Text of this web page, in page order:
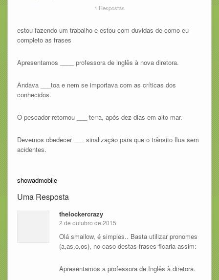
1 Respostas
estou fazendo um trabalho e estou com duvidas de como eu
completo as frases
Apresentamos ____ professora de inglês à nova diretora.
Andava ___toa e nem se importava com as críticas dos
conhecidos.
O pescador retornou ___ terra, após dez dias em alto mar.
Devemos obedecer ___ sinalização para que o trânsito flua sem
acidentes.
showadmobile
Uma Resposta
thelockercrazy
2 de outubro de 2015
Olá smailow, é simples.. Basta utilizar pronomes
(a,as,o,os), no caso destas frases ficaria assim:
Apresentamos a professora de Inglês à diretora.